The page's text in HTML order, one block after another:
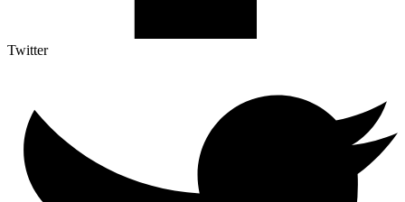
Twitter